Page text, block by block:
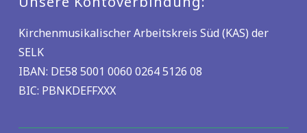
Kirchenmusikalischer Arbeitskreis Süd (KAS) der
SELK
IBAN: DE58 5001 0060 0264 5126 08
BIC: PBNKDEFFXXX